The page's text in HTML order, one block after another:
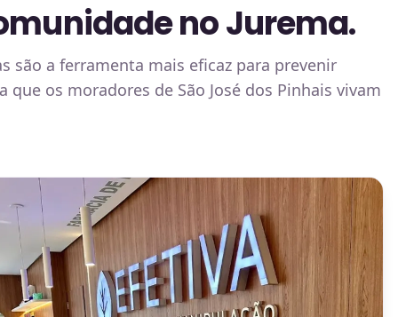
no Jurema.
são a ferramenta mais eficaz para prevenir
os moradores de São José dos Pinhais vivam